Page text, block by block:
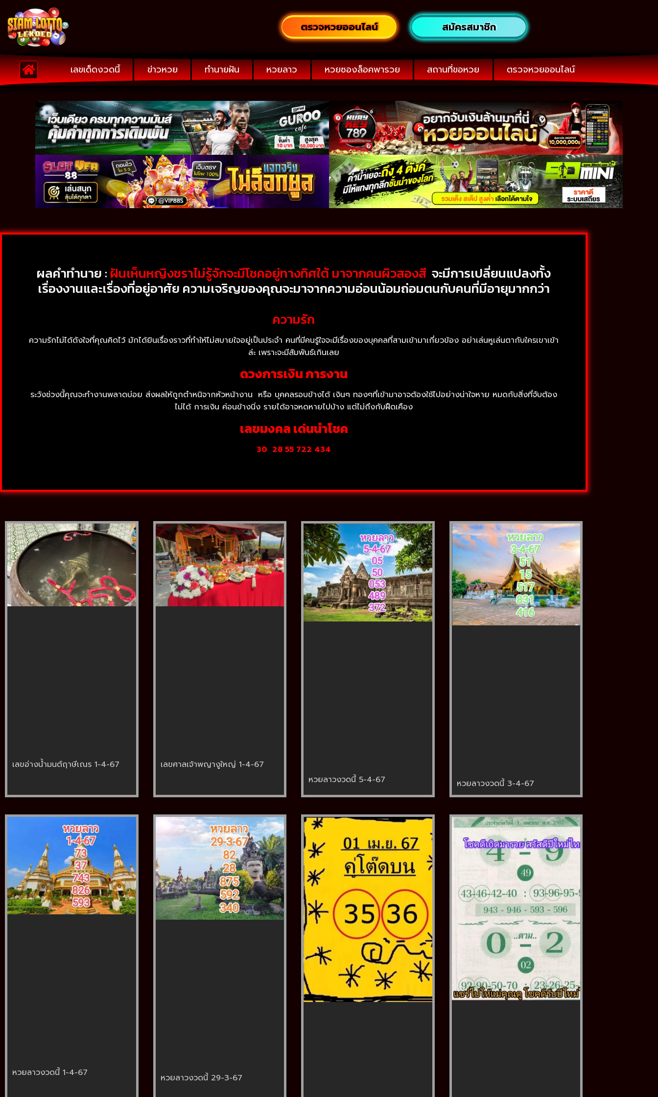
ตรวจหวยออนไลน์ สมัครสมาชิก
เลขเด็ดงวดนี้ ข่าวหวย ทำนายฝัน หวยลาว หวยซองล็อคพารวย สถานที่ขอหวย ตรวจหวยออนไลน์
ผลคำทำนาย : ฝันเห็นหญิงชราไม่รู้จักจะมีโชคอยู่ทางทิศใต้ มาจากคนผิวสองสี จะมีการเปลี่ยนแปลงทั้ง
เรื่องงานและเรื่องที่อยู่อาศัย ความเจริญของคุณจะมาจากความอ่อนน้อมถ่อมตนกับคนที่มีอายุมากกว่า
ความรัก
ความรักไม่ได้ดังใจที่คุณคิดไว้ มักได้ยินเรื่องราวที่ทำให้ไม่สบายใจอยู่เป็นประจำ คนที่มีคนรู้ใจจะมีเรื่องของบุคคลที่สามเข้ามาเกี่ยวข้อง อย่าเล่นหูเล่นตากับใครเขาเข้า
ล่ะ เพราะจะมีสัมพันธ์เกินเลย
ดวงการเงิน การงาน
ระวังช่วงนี้คุณจะทำงานพลาดบ่อย ส่งผลให้ถูกตำหนิจากหัวหน้างาน หรือ บุคคลรอบข้างได้ เงินๆ ทองๆที่เข้ามาอาจต้องใช้ไปอย่างน่าใจหาย หมดกับสิ่งที่จับต้อง
ไม่ได้ การเงิน ค่อนข้างนิ่ง รายได้อาจหดหายไปบ้าง แต่ไม่ถึงกับฝืดเคือง
เลขมงคล เด่นนำโชค
30 28 55 722 434
เลขอ่างน้ำมนต์ฤาษีเณร 1-4-67
เลขศาลเจ้าพญางูใหญ่ 1-4-67
หวยลาวงวดนี้ 5-4-67
หวยลาวงวดนี้ 3-4-67
หวยลาวงวดนี้ 1-4-67 หวยลาวงวดนี้ 29-3-67